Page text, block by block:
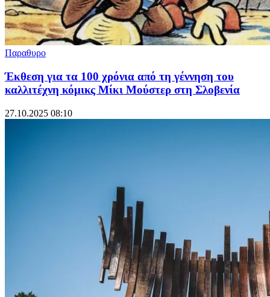
Παραθυρο
Έκθεση για τα 100 χρόνια από τη γέννηση του
καλλιτέχνη κόμικς Μίκι Μούστερ στη Σλοβενία
27.10.2025 08:10